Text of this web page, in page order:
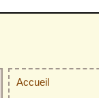
Accueil